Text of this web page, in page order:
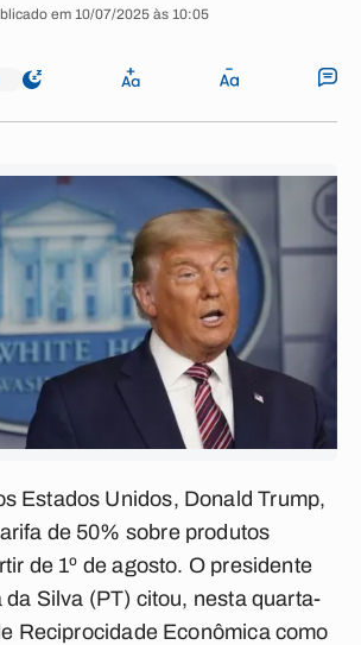
em 10/07/2025 às 10:05
Estados Unidos, Donald Trump,
de 50% sobre produtos
de 1º de agosto. O presidente
da Silva (PT) citou, nesta quarta-
Reciprocidade Econômica como